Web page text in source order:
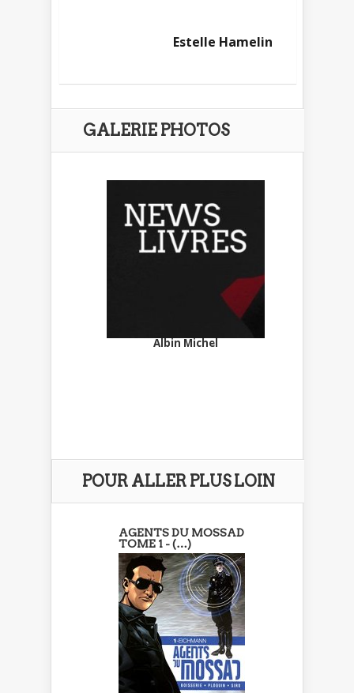
Estelle Hamelin
GALERIE PHOTOS
Albin Michel
POUR ALLER PLUS LOIN
AGENTS DU MOSSAD
TOME 1 - (…)